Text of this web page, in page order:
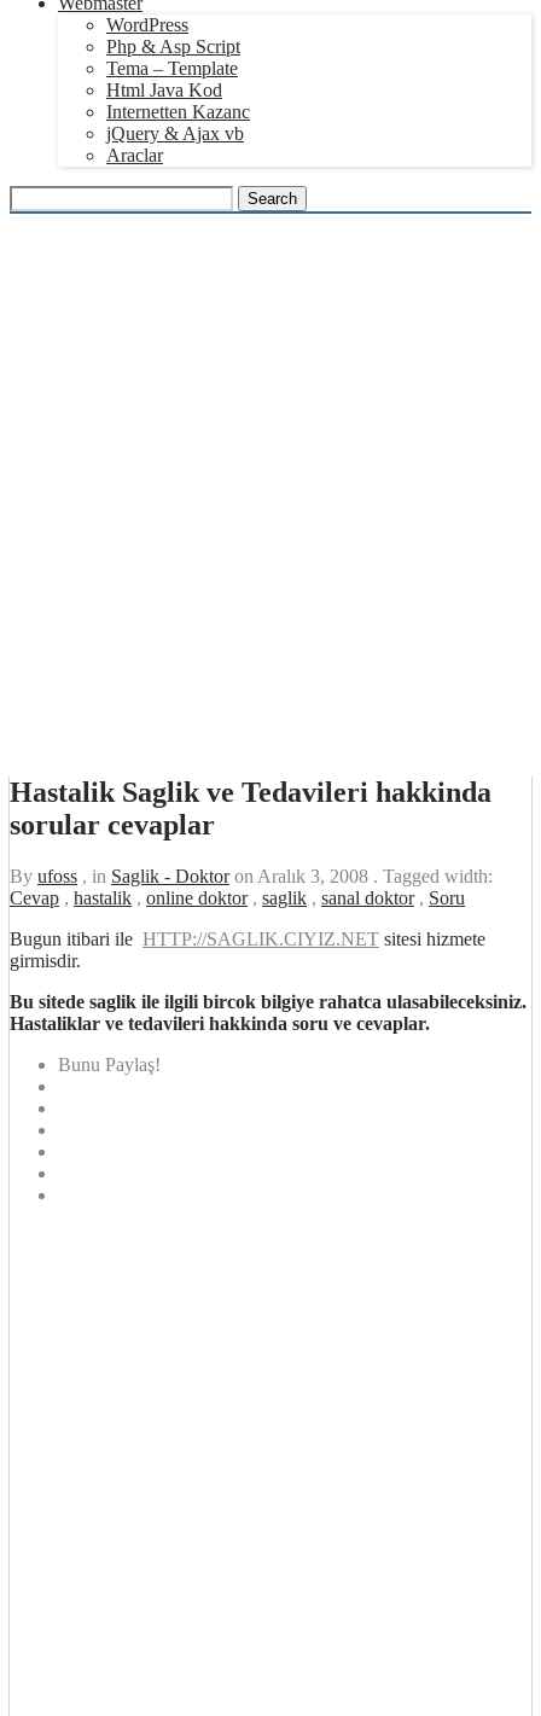
WordPress
Php & Asp Script
Tema – Template
Html Java Kod
Internetten Kazanc
jQuery & Ajax vb
Araclar
Hastalik Saglik ve Tedavileri hakkinda
sorular cevaplar
By ufoss , in Saglik - Doktoron Aralık 3, 2008 . Tagged width:
Cevap , hastalik , online doktor, saglik , sanal doktor, Soru
Bugun itibari ile HTTP://SAGLIK.CIYIZ.NET sitesi hizmete
girmisdir.
Bu sitede saglik ile ilgili bircok bilgiye rahatca ulasabileceksiniz.
Hastaliklar ve tedavileri hakkinda soru ve cevaplar.
Bunu Paylaş!